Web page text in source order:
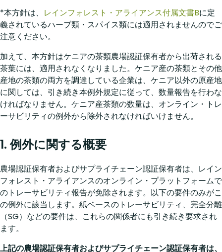
*本方針は、 レインフォレスト・アライアンス付属文書Bに定
義されているハーブ類・スパイス類には適用されませんのでご
注意ください。
加えて、本方針はケニアの茶類農場認証保有者から出荷される
茶葉には、適用されなくなりました。ケニア産の茶類とその他
産地の茶類の両方を調達している企業は、ケニア以外の原産地
に関しては、引き続き本例外規定に従って、数量報告を行わな
ければなりません。ケニア産茶類の数量は、オンライン・トレ
ーサビリティの例外から除外されなければいけません。
1. 例外に関する概要
農場認証保有者およびサプライチェーン認証保有者は、レイン
フォレスト・アライアンスのオンライン・プラットフォームで
のトレーサビリティ報告が免除されます。以下の要件のみがこ
の例外に該当します。紙ベースのトレーサビリティ、完全分離
（SG）などの要件は、これらの関係者にも引き続き要求され
ます。
上記の農場認証保有者およびサプライチェーン認証保有者は、